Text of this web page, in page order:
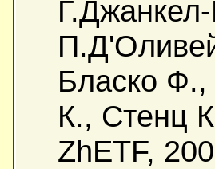
Бласко Ф.,
К., Стенц
ZhETF,